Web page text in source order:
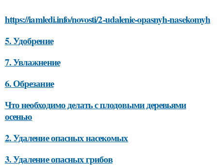
https://iamledi.info/novosti/2-udalenie-opasnyh-nasekomyh
5. Удобрение
7. Увлажнение
6. Обрезание
Что необходимо делать с плодовыми деревьями
осенью
2. Удаление опасных насекомых
3. Удаление опасных грибов